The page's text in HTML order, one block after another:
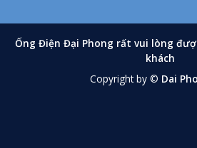
Chính sách thanh toán
Chính sách đổi trả, hoàn tiền